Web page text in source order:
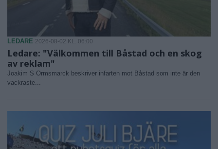
LEDARE 2026-08-02 KL. 06:00
Ledare: "Välkommen till Båstad och en skog
av reklam"
Joakim S Ormsmarck beskriver infarten mot Båstad som inte är den
vackraste...